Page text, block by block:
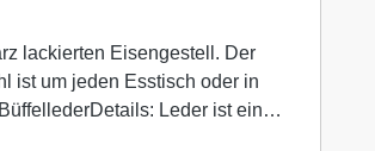
lackierten Eisengestell. Der
ist um jeden Esstisch oder in
Leder ist ein